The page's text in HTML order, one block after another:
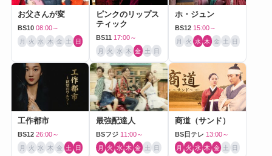
お父さんが変
BS10 08:00～
月 火 水 木 金 土 日
ピンクのリップス
ティック
BS11 17:00～
月 火 水 木 金 土 日
ホ・ジュン
BS12 15:00～
月 火 水 木 金 土 日
工作都市
BS12 26:00～
月 火 水 木 金 土 日
最強配達人
BSフジ 11:00～
月 火 水 木 金 土 日
商道（サンド）
BS日テレ 13:00～
月 火 水 木 金 土 日